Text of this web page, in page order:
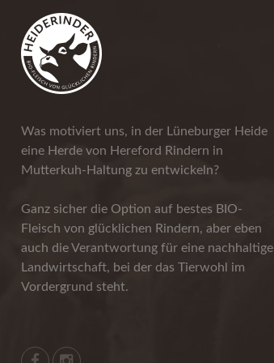
Was motiviert uns, in der Lüneburger Heide
eine Herde von Hereford Rindern in
Mutterkuh-Haltung zu entwickeln?
Ganz sicher die Option auf bestes BIO-
Fleisch von glücklichen Rindern, aber eben
auch die Verantwortung für eine nachhaltige
Landwirtschaft, bei der das Tierwohl im
Vordergrund steht.